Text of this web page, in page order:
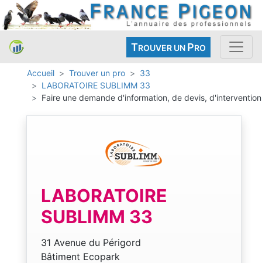
TROUVER UN PRO
Accueil Trouver un pro
33
LABORATOIRE SUBLIMM 33
Faire une demande d'information, de devis, d'intervention
LABORATOIRE
SUBLIMM 33
31 Avenue du Périgord
Bâtiment Ecopark